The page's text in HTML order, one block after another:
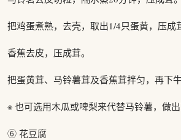
把鸡蛋煮熟，去壳，取出1/4只蛋黄，压成
香蕉去皮，压成茸。
把蛋黄茸、马铃薯茸及香蕉茸拌匀，再下
※ 也可选用木瓜或啤梨来代替马铃薯，做出
⑥ 花豆腐